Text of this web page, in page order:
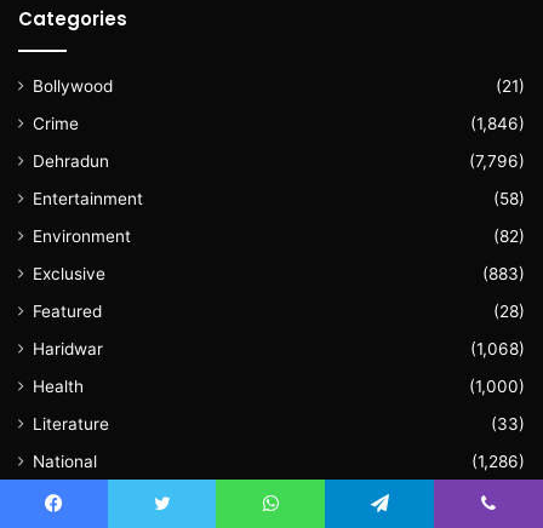
Categories
Bollywood
(21)
Crime
(1,846)
Dehradun
(7,796)
Entertainment
(58)
Environment
(82)
Exclusive
(883)
Featured
(28)
Haridwar
(1,068)
Health
(1,000)
Literature
(33)
National
(1,286)
Politics
(1,152)